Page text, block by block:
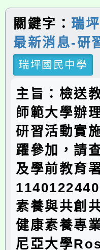
關鍵字： 瑞
最新消息-研
瑞坪國民中學
主旨：檢送
師範大學辦
研習活動實
躍參加，請
及學前教育
素養與共創
健康素養專
尼亞大學